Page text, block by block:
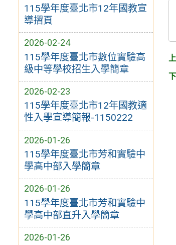
115學年度臺北市12年國教宣
導摺頁
2026-02-24
115學年度臺北市數位實驗高
級中等學校招生入學簡章
2026-02-23
115學年度臺北市12年國教適
性入學宣導簡報-1150222
2026-01-26
115學年度臺北市芳和實驗中
學高中部入學簡章
2026-01-26
115學年度臺北市芳和實驗中
學高中部直升入學簡章
2026-01-26